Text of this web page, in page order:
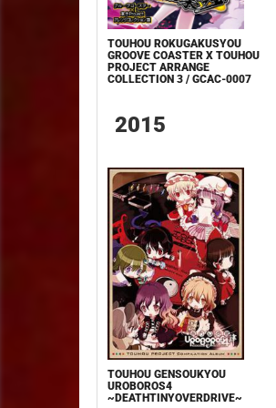
TOUHOU ROKUGAKUSYOU
GROOVE COASTER X TOUHOU
PROJECT ARRANGE
COLLECTION 3 / GCAC-0007
2015
TOUHOU GENSOUKYOU
UROBOROS4
~DEATHTINYOVERDRIVE~